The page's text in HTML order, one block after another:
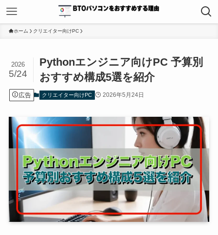
ホーム クリエイター向けPC
Pythonエンジニア向けPC 予算別
おすすめ構成5選を紹介
2026
5/24
広告 クリエイター向けPC 2026年5月24日